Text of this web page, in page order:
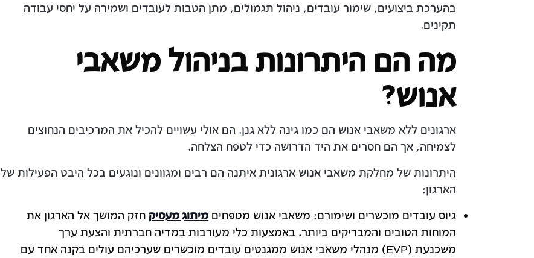
בהערכת ביצועים, שימור עובדים, ניהול תגמולים, מתן הטבות לעובדים ושמירה על יחסי עבודה
תקינים.
מה הם היתרונות בניהול משאבי
אנוש?
ארגונים ללא משאבי אנוש הם כמו גינה ללא גנן. הם אולי עשויים להכיל את המרכיבים הנחוצים
לצמיחה, אך הם חסרים את היד הדרושה כדי לטפח הצלחה.
היתרונות של מחלקת משאבי אנוש ארגונית איתנה הם רבים ומגוונים ונוגעים בכל היבט הפעילות של
הארגון:
גיוס עובדים מוכשרים ושימורם: משאבי אנוש מטפחים מיתוג מעסיקחזק המושך אל הארגון את
המוחות הטובים והמבריקים ביותר. באמצעות כלי מעורבות במדיה חברתית והצעת ערך
משכנעת (EVP) מנהלי משאבי אנוש ממגנטים עובדים מוכשרים שערכיהם עולים בקנה אחד עם